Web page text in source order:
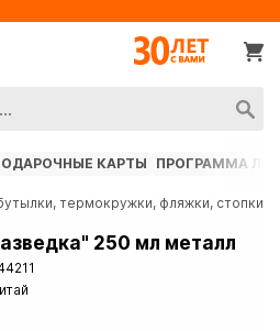
КАРТЫ ПРОГРАММА
термокружки, фляжки, стопки
250 мл металл